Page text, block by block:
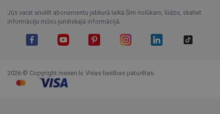
Jūs varat anulēt abonementu jebkurā laikā.Šim nolūkam, lūdzu, skatiet
informāciju mūsu juridiskajā informācijā.
2026 © Copyright mexen.lv. Visas tiesības paturētas.